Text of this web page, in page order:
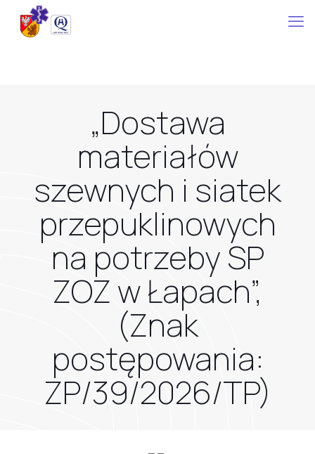
„Dostawa
materiałów
szewnych i siatek
przepuklinowych
na potrzeby SP
ZOZ w Łapach”,
(Znak
postępowania:
ZP/39/2026/TP)